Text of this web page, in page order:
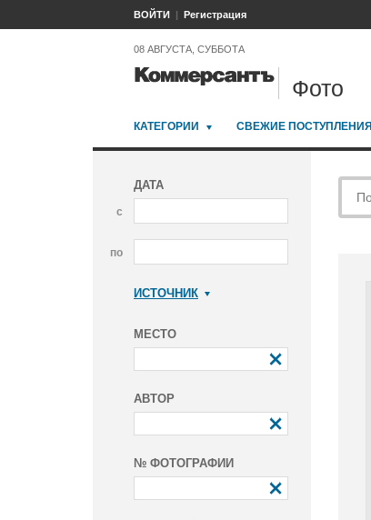
ВОЙТИ Регистрация
08 АВГУСТА, СУББОТА
Фото
КАТЕГОРИИ СВЕЖИЕ ПОСТУПЛЕНИЯ
ДАТА
с
по
ИСТОЧНИК
МЕСТО
АВТОР
№ ФОТОГРАФИИ